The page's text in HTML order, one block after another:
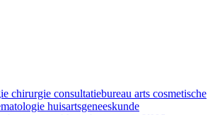
chirurgie consultatiebureau arts cosmetische
huisartsgeneeskunde